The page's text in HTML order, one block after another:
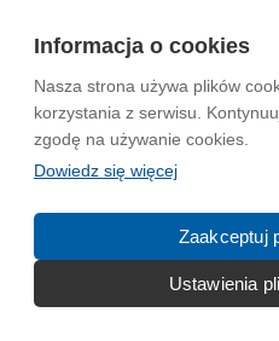
Informacja o cookies
Nasza strona używa plików
korzystania z serwisu.
zgodę na używanie cookies.
Dowiedz się więcej
Zaakceptuj
Ustawienia